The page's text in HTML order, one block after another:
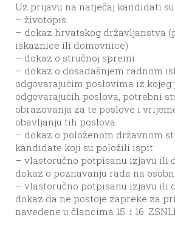
Uz prijavu na natječaj kandidati
– životopis
– dokaz hrvatskog državljanstva
iskaznice ili domovnice)
– dokaz o stručnoj spremi
– dokaz o dosadašnjem radnom
odgovarajućim poslovima iz
odgovarajućih poslova, potrebni
obrazovanja za te poslove i
obavljanju tih poslova
– dokaz o položenom državnom
kandidate koji su položili ispit
– vlastoručno potpisanu izjavu ili
dokaz o poznavanju rada na
– vlastoručno potpisanu izjavu ili
dokaz da ne postoje zapreke za
navedene u člancima 15. i 16.